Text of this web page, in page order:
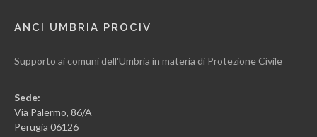
ANCI UMBRIA PROCIV
Supporto ai comuni dell'Umbria in materia di Protezione Civile
Sede:
Via Palermo, 86/A
Perugia 06126